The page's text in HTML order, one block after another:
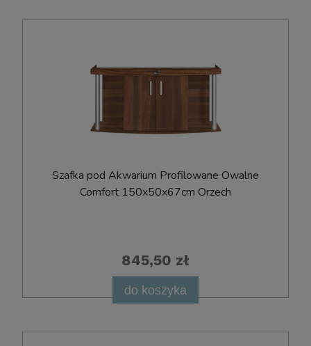
Szafka pod Akwarium Profilowane Owalne
Comfort 150x50x67cm Orzech
845,50 zł
do koszyka